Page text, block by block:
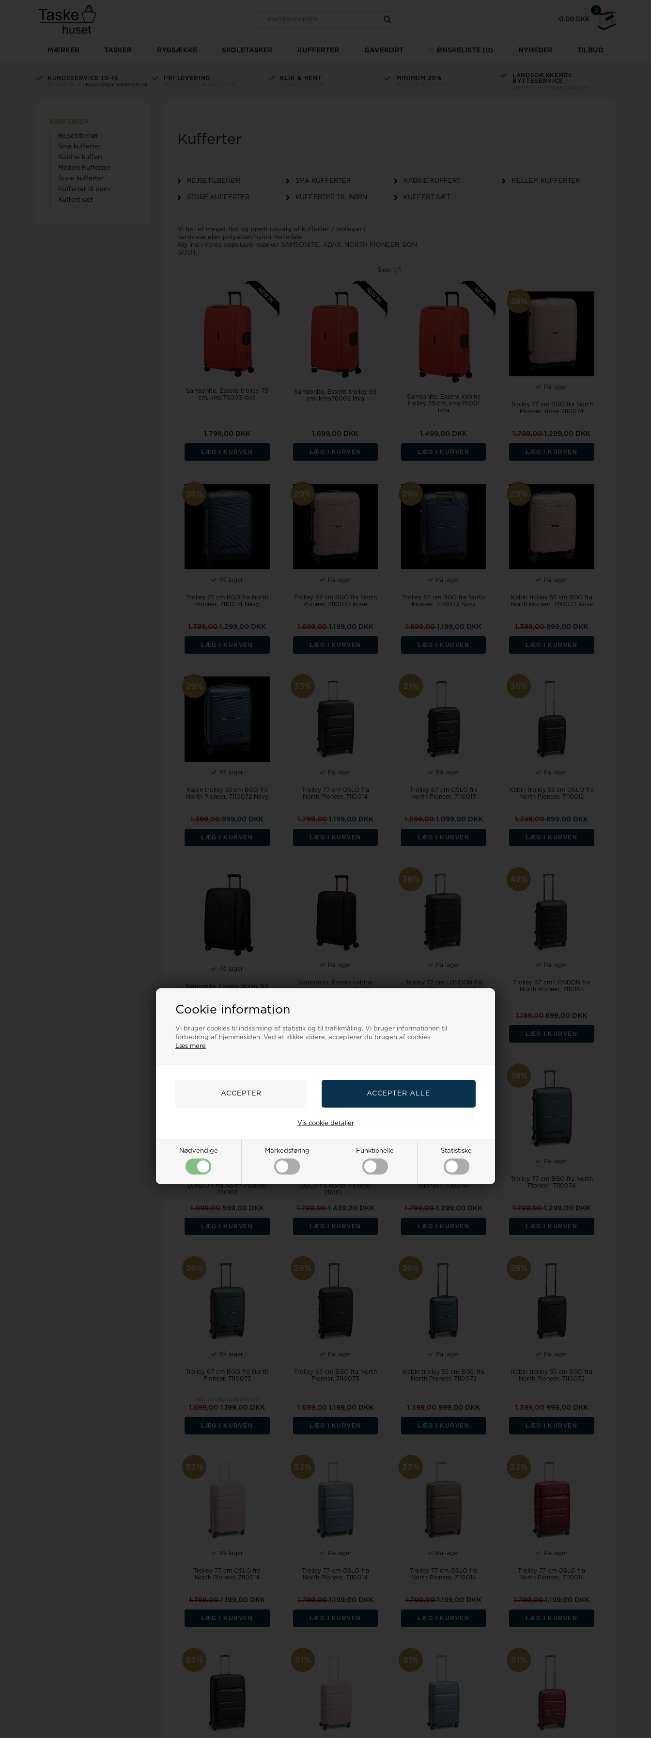
Cookie information
Vi bruger cookies til indsamling af statistik og til trafikmåling. Vi bruger informationen til
forbedring af hjemmesiden. Ved at klikke videre, accepterer du brugen af cookies.
Læs mere
Nødvendige Markedsføring Funktionelle Statistiske
Vis cookie detaljer
0
0,00 DKK
MÆRKER TASKER RYGSÆKKE SKOLETASKER KUFFERTER GAVEKORT ØNSKELISTE (0) NYHEDER TILBUD
KUNDESERVICE 10-16
Nykobing@taskehuset.dk
FRI LEVERING KLIK & HENT MINIMUM 20%
LANDSDÆKKENDE
BYTTESERVICE
KUFFERTER
Rejsetilbehør
Små kufferter
Kabine kuffert
Mellem Kufferter
Store kufferter
Kufferter til børn
Kuffert sæt
Kufferter
REJSETILBEHØR SMÅ KUFFERTER KABINE KUFFERT MELLEM KUFFERTER
STORE KUFFERTER KUFFERTER TIL BØRN KUFFERT SÆT
Vi har et meget flot og bredt udvalg af kufferter / trolleyer i
hardcase eller polyester/nylon materiale.
Kig ind i vores populære mærker SAMSONITE, ADAX, NORTH PIONEER, BON
GOUT.
Side 1/1
Samsonite, Essens trolley 75
cm, kmo76003 lava
1.799,00 DKK
LÆG I KURVEN
Samsonite, Essens trolley 69
cm, kmo76002 lava
1.699,00 DKK
LÆG I KURVEN
Samsonite, Essens kabine
trolley 55 cm, kmo76001
lava
1.499,00 DKK
LÆG I KURVEN
28%
På lager
Trolley 77 cm BGO fra North
Pioneer, Rose 7110074
1.799,001.299,00 DKK
LÆG I KURVEN
28%
På lager
Trolley 77 cm BGO fra North
Pioneer, 7110074 Navy
1.799,001.299,00 DKK
LÆG I KURVEN
29%
På lager
Trolley 67 cm BGO fra North
Pioneer, 7110073 Rose
1.699,001.199,00 DKK
LÆG I KURVEN
29%
På lager
Trolley 67 cm BGO fra North
Pioneer, 7110073 Navy
1.699,001.199,00 DKK
LÆG I KURVEN
29%
På lager
Kabin trolley 55 cm BGO fra
North Pioneer, 7110072 Rose
1.399,00999,00 DKK
LÆG I KURVEN
29%
På lager
Kabin trolley 55 cm BGO fra
North Pioneer, 7110072 Navy
1.399,00999,00 DKK
LÆG I KURVEN
33%
På lager
Trolley 77 cm OSLO fra
North Pioneer, 7110014
1.799,001.199,00 DKK
LÆG I KURVEN
31%
På lager
Trolley 67 cm OSLO fra
North Pioneer, 7110013
1.599,001.099,00 DKK
LÆG I KURVEN
36%
På lager
Kabin trolley 55 cm OSLO fra
North Pioneer, 7110012
1.399,00899,00 DKK
LÆG I KURVEN
På lager
Samsonite, Essens trolley 69
1.699,00 DKK
LÆG I KURVEN
På lager
Samsonite, Essens kabine
trolley 55 cm, kmo18001
LÆG I KURVEN
38%
På lager
Trolley 77 cm LONDON fra
North Pioneer, 7110164
LÆG I KURVEN
42%
På lager
Trolley 67 cm LONDON fra
North Pioneer, 7110163
1.199,00699,00 DKK
LÆG I KURVEN
LONDON fra North Pioneer,
7110162
1.099,00599,00 DKK
LÆG I KURVEN
OSLO fra North Pioneer,
711001...
1.799,001.439,20 DKK
LÆG I KURVEN
På lager
Pioneer, 7110074
1.799,001.299,00 DKK
LÆG I KURVEN
28%
På lager
Trolley 77 cm BGO fra North
Pioneer, 7110074
1.799,001.299,00 DKK
LÆG I KURVEN
29%
På lager
Trolley 67 cm BGO fra North
Pioneer, 7110073
1.699,001.199,00 DKK
LÆG I KURVEN
29%
På lager
Trolley 67 cm BGO fra North
Pioneer, 7110073
1.699,001.199,00 DKK
LÆG I KURVEN
29%
På lager
Kabin trolley 55 cm BGO fra
North Pioneer, 7110072
1.399,00999,00 DKK
LÆG I KURVEN
29%
På lager
Kabin trolley 55 cm BGO fra
North Pioneer, 7110072
1.399,00999,00 DKK
LÆG I KURVEN
33%
På lager
Trolley 77 cm OSLO fra
North Pioneer, 7110014
1.799,001.199,00 DKK
LÆG I KURVEN
33%
På lager
Trolley 77 cm OSLO fra
North Pioneer, 7110014
1.799,001.199,00 DKK
LÆG I KURVEN
33%
På lager
Trolley 77 cm OSLO fra
North Pioneer, 7110014
1.799,001.199,00 DKK
LÆG I KURVEN
33%
På lager
Trolley 77 cm OSLO fra
North Pioneer, 7110014
1.799,001.199,00 DKK
LÆG I KURVEN
33% 31% 31% 31%